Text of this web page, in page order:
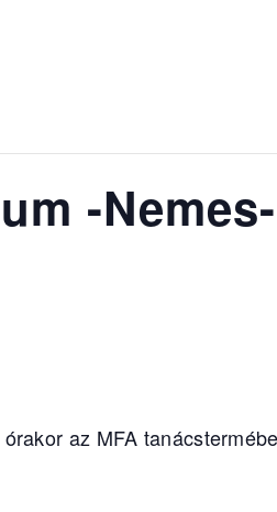
-
az MFA